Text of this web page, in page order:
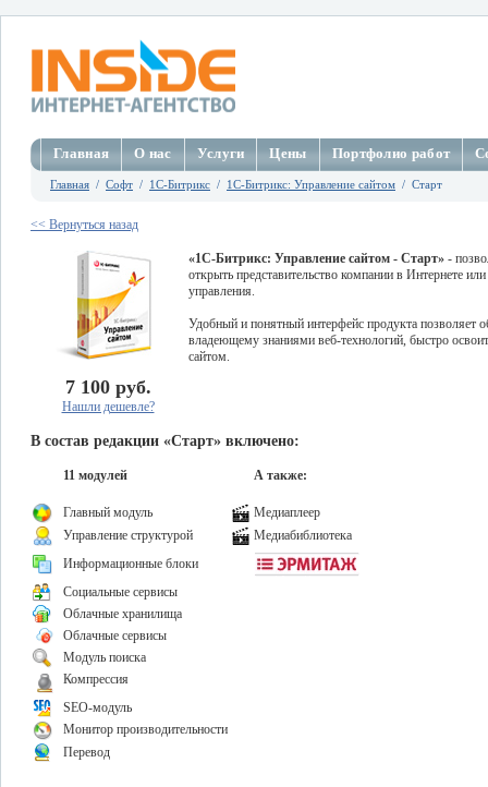
Главная О нас Услуги Цены Портфолио работ
Главная / Софт / 1C-Битрикс / 1С-Битрикс: Управление сайтом / Старт
<< Вернуться назад
7 100 руб.
Нашли дешевле?
«1С-Битрикс: Управление сайтом - Старт» -
открыть представительство компании в Интернете
управления.
Удобный и понятный интерфейс продукта позволяет
владеющему знаниями веб-технологий, быстро
сайтом.
В состав редакции «Старт» включено:
11 модулей А также:
Главный модуль
Медиаплеер
Управление структурой
Медиабиблиотека
Информационные блоки
Социальные сервисы
Облачные хранилища
Облачные сервисы
Модуль поиска
Компрессия
SEO-модуль
Монитор производительности
Перевод